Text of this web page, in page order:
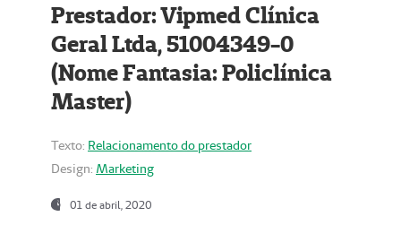
Prestador: Vipmed Clínica
Geral Ltda, 51004349-0
(Nome Fantasia: Policlínica
Master)
Texto: Relacionamento do prestador
Design: Marketing
01 de abril, 2020